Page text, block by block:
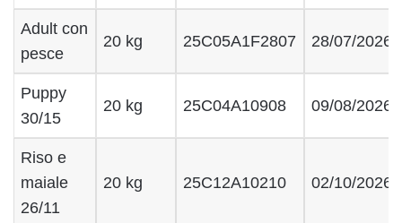
Adult con
pesce
20 kg 25C05A1F2807 28/07/2026
Puppy
30/15
20 kg 25C04A10908 09/08/2026
Riso e
maiale
26/11
20 kg 25C12A10210 02/10/2026